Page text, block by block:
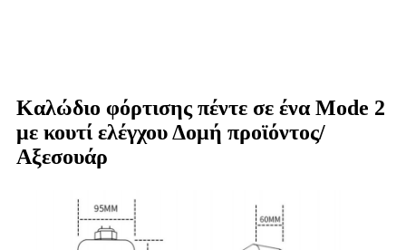
Καλώδιο φόρτισης πέντε σε ένα Mode 2
με κουτί ελέγχου Δομή προϊόντος/
Αξεσουάρ